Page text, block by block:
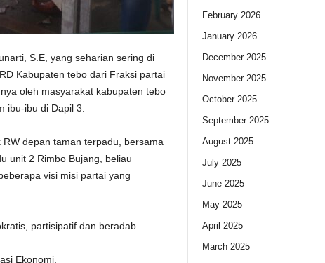
S.E, yang seharian sering di
Kabupaten tebo dari Fraksi partai
oleh masyarakat kabupaten tebo
ibu-ibu di Dapil 3.
depan taman terpadu, bersama
unit 2 Rimbo Bujang, beliau
visi misi partai yang
partisipatif dan beradab.
Ekonomi.
February 2026
January 2026
December 2025
November 2025
October 2025
September 2025
August 2025
July 2025
June 2025
May 2025
April 2025
March 2025